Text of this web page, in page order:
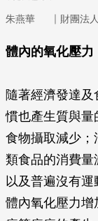
朱燕華 ｜ 財團法
體內的氧化壓力
隨著經濟發達
慣也產生質與量
食物攝取減少；
類食品的消費量
以及普遍沒有
體內氧化壓力增